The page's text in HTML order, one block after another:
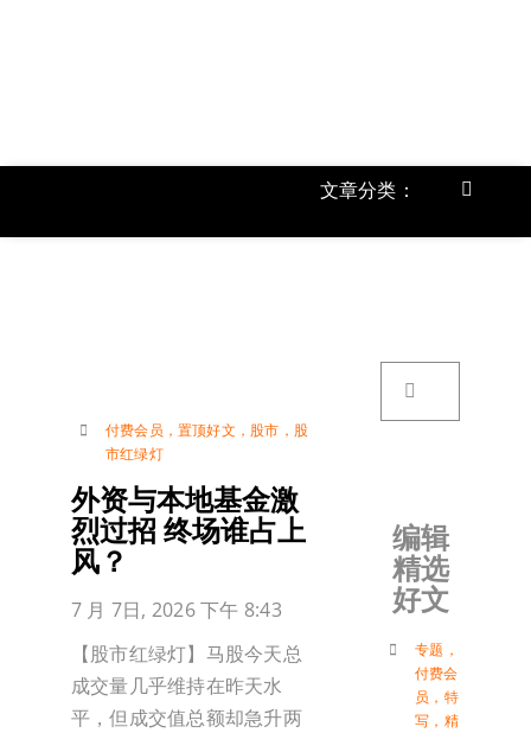
文章分类：
Toggle
付费会员 ， 置顶好文 ， 股市 ， 股
市红绿灯
外资与本地基金激
烈过招 终场谁占上
风？
7 月 7日, 2026 下午 8:43
【股市红绿灯】马股今天总
成交量几乎维持在昨天水
平，但成交值总额却急升两
编辑
精选
好文
专题 ，
付费会
员 ， 特
写 ， 精